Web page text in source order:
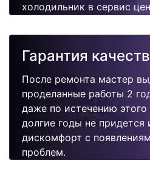
холодильник в сервис
Гарантия
После ремонта мастер
проделанные работы 2
даже по истечению
долгие годы не придется
дискомфорт с
проблем.